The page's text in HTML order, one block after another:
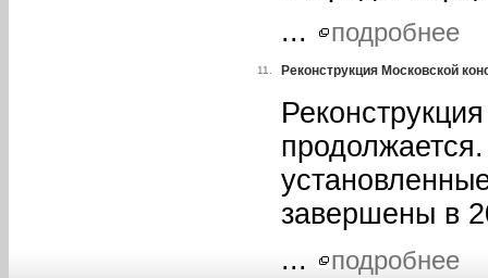
...
подробнее
11. Реконструкция Московской
завершены в
...
подробнее